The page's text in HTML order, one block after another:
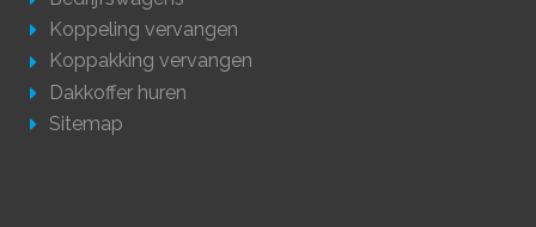
Koppeling vervangen
Koppakking vervangen
Dakkoffer huren
Sitemap